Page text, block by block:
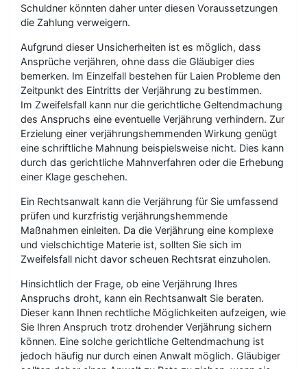
Schuldner könnten daher unter diesen Voraussetzungen
die Zahlung verweigern.
Aufgrund dieser Unsicherheiten ist es möglich, dass
Ansprüche verjähren, ohne dass die Gläubiger dies
bemerken. Im Einzelfall bestehen für Laien Probleme den
Zeitpunkt des Eintritts der Verjährung zu bestimmen.
Im Zweifelsfall kann nur die gerichtliche Geltendmachung
des Anspruchs eine eventuelle Verjährung verhindern. Zur
Erzielung einer verjährungshemmenden Wirkung genügt
eine schriftliche Mahnung beispielsweise nicht. Dies kann
durch das gerichtliche Mahnverfahren oder die Erhebung
einer Klage geschehen.
Ein Rechtsanwalt kann die Verjährung für Sie umfassend
prüfen und kurzfristig verjährungshemmende
Maßnahmen einleiten. Da die Verjährung eine komplexe
und vielschichtige Materie ist, sollten Sie sich im
Zweifelsfall nicht davor scheuen Rechtsrat einzuholen.
Hinsichtlich der Frage, ob eine Verjährung Ihres
Anspruchs droht, kann ein Rechtsanwalt Sie beraten.
Dieser kann Ihnen rechtliche Möglichkeiten aufzeigen, wie
Sie Ihren Anspruch trotz drohender Verjährung sichern
können. Eine solche gerichtliche Geltendmachung ist
jedoch häufig nur durch einen Anwalt möglich. Gläubiger